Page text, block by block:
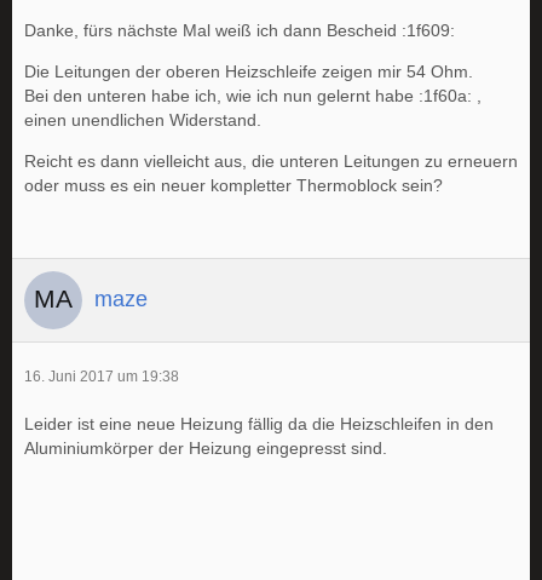
Danke, fürs nächste Mal weiß ich dann Bescheid :1f609:
Die Leitungen der oberen Heizschleife zeigen mir 54 Ohm.
Bei den unteren habe ich, wie ich nun gelernt habe :1f60a: ,
einen unendlichen Widerstand.
Reicht es dann vielleicht aus, die unteren Leitungen zu erneuern
oder muss es ein neuer kompletter Thermoblock sein?
maze
16. Juni 2017 um 19:38
Leider ist eine neue Heizung fällig da die Heizschleifen in den
Aluminiumkörper der Heizung eingepresst sind.